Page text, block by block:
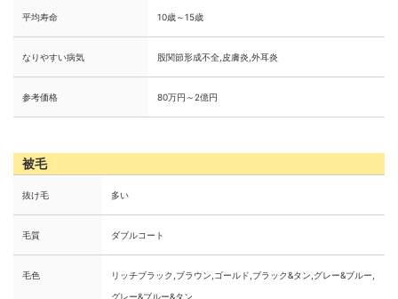
平均寿命 10歳～15歳
なりやすい病気 股関節形成不全,皮膚炎,外耳炎
参考価格 80万円～2億円
被毛
抜け毛 多い
毛質 ダブルコート
毛色
リッチブラック,ブラウン,ゴールド,ブラック&タン,グレー&ブルー,
グレー&ブルー&タン